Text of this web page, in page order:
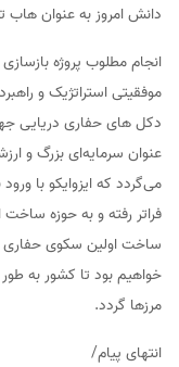
دانش امروز به عنوان
انجام مطلوب پروژه
موفقیتی استراتژیک و
دکل های حفاری دریایی
عنوان سرمایه‌ای بزرگ و
می‌گردد که ایزوایکو با
فراتر رفته و به حوزه
ساخت اولین سکوی حفاری
خواهیم بود تا کشور به
مرزها گردد.
انتهای پیام/